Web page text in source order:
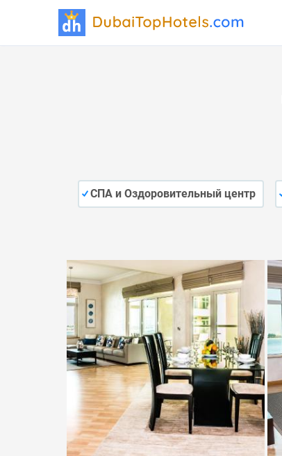
СПА и Оздоровительный центр